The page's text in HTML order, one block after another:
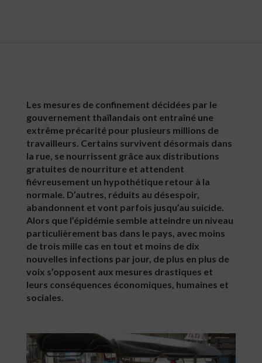
Les mesures de confinement décidées par le
gouvernement thaïlandais ont entraîné une
extrême précarité pour plusieurs millions de
travailleurs. Certains survivent désormais dans
la rue, se nourrissent grâce aux distributions
gratuites de nourriture et attendent
fiévreusement un hypothétique retour à la
normale. D’autres, réduits au désespoir,
abandonnent et vont parfois jusqu’au suicide.
Alors que l’épidémie semble atteindre un niveau
particulièrement bas dans le pays, avec moins
de trois mille cas en tout et moins de dix
nouvelles infections par jour, de plus en plus de
voix s’opposent aux mesures drastiques et
leurs conséquences économiques, humaines et
sociales.